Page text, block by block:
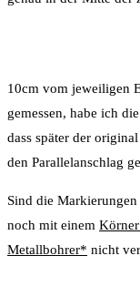
10cm vom jeweiligen
gemessen, habe ich
dass später der
den Parallelanschlag
Sind die
noch mit einem
Metallbohrer* nicht